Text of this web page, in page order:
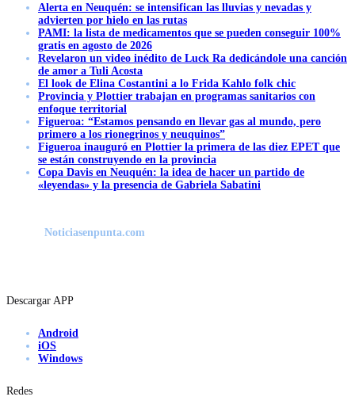
Alerta en Neuquén: se intensifican las lluvias y nevadas y
advierten por hielo en las rutas
PAMI: la lista de medicamentos que se pueden conseguir 100%
gratis en agosto de 2026
Revelaron un video inédito de Luck Ra dedicándole una canción
de amor a Tuli Acosta
El look de Elina Costantini a lo Frida Kahlo folk chic
Provincia y Plottier trabajan en programas sanitarios con
enfoque territorial
Figueroa: “Estamos pensando en llevar gas al mundo, pero
primero a los rionegrinos y neuquinos”
Figueroa inauguró en Plottier la primera de las diez EPET que
se están construyendo en la provincia
Copa Davis en Neuquén: la idea de hacer un partido de
«leyendas» y la presencia de Gabriela Sabatini
Noticiasenpunta.com
Descargar APP
Android
iOS
Windows
Redes